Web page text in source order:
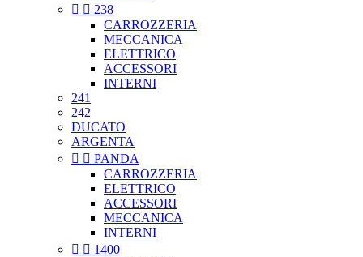
  238
CARROZZERIA
MECCANICA
ELETTRICO
ACCESSORI
INTERNI
241
242
DUCATO
ARGENTA
  PANDA
CARROZZERIA
ELETTRICO
ACCESSORI
MECCANICA
INTERNI
  1400